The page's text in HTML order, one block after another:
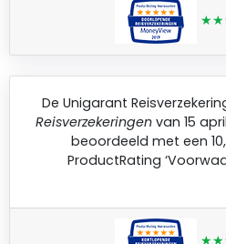
De Unigarant
Reisverzekeringen van 15
beoordeeld met een
ProductRating